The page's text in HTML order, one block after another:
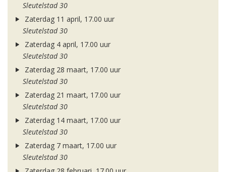
Sleutelstad 30
Zaterdag 11 april, 17.00 uur
Sleutelstad 30
Zaterdag 4 april, 17.00 uur
Sleutelstad 30
Zaterdag 28 maart, 17.00 uur
Sleutelstad 30
Zaterdag 21 maart, 17.00 uur
Sleutelstad 30
Zaterdag 14 maart, 17.00 uur
Sleutelstad 30
Zaterdag 7 maart, 17.00 uur
Sleutelstad 30